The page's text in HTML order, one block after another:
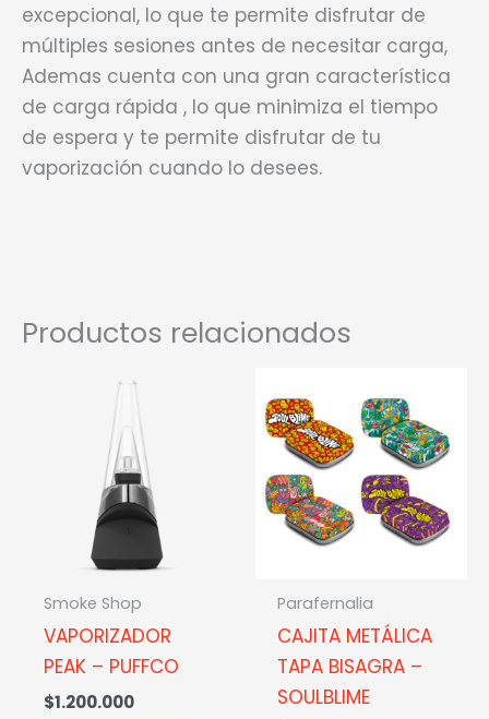
excepcional, lo que te permite disfrutar de
múltiples sesiones antes de necesitar carga,
Ademas cuenta con una gran característica
de carga rápida , lo que minimiza el tiempo
de espera y te permite disfrutar de tu
vaporización cuando lo desees.
Productos relacionados
Smoke Shop
VAPORIZADOR
PEAK – PUFFCO
$1.200.000
Parafernalia
CAJITA METÁLICA
TAPA BISAGRA –
SOULBLIME
Las